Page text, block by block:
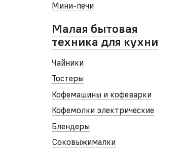
Мини-печи
Малая бытовая
техника для кухни
Чайники
Тостеры
Кофемашины и кофеварки
Кофемолки электрические
Блендеры
Соковыжималки